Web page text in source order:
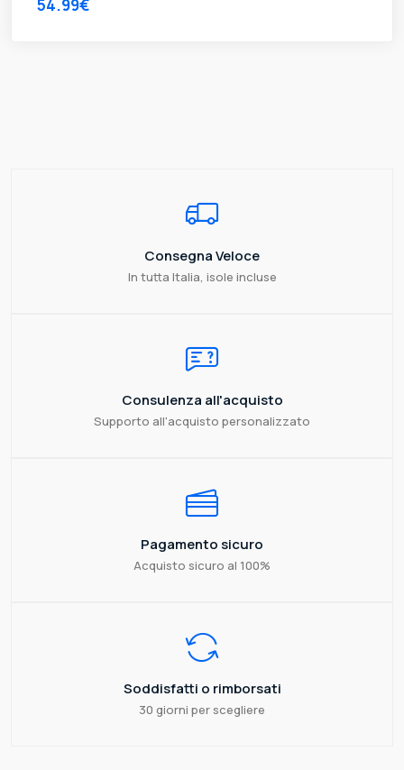
54.99€
Consegna Veloce
In tutta Italia, isole incluse
Consulenza all'acquisto
Supporto all'acquisto personalizzato
Pagamento sicuro
Acquisto sicuro al 100%
Soddisfatti o rimborsati
30 giorni per scegliere